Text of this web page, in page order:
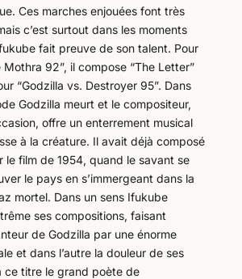
Ces marches enjouées font très
c’est surtout dans les moments
fait preuve de son talent. Pour
Mothra 92”, il compose “The Letter”
“Godzilla vs. Destroyer 95”. Dans
Godzilla meurt et le compositeur,
offre un enterrement musical
à la créature. Il avait déjà composé
le film de 1954, quand le savant se
le pays en s’immergeant dans la
mortel. Dans un sens Ifukube
ses compositions, faisant
de Godzilla par une énorme
et dans l’autre la douleur de ses
ce titre le grand poète de